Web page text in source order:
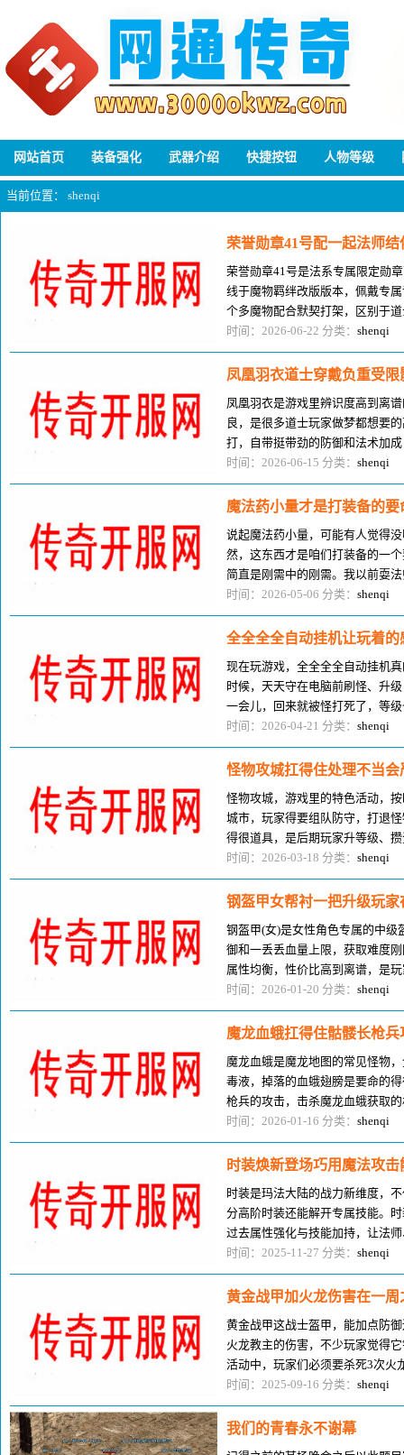
网站首页 装备强化 武器介绍 快捷按钮 人物等级
当前位置： shenqi
荣誉勋章41号配一起法师
荣誉勋章41号是法系专属限定勋
线于魔物羁绊改版版本，佩戴专
个多魔物配合默契打架，区别于
力打架，是小众玩法法师专属最
时间：2026-06-22 分类： shenqi
凤凰羽衣道士穿戴负重受
凤凰羽衣是游戏里辨识度高到离
良，是很多道士玩家做梦都想要
打，自带挺带劲的防御和法术加
特性，不管是单刷练级还是组队闯
时间：2026-06-15 分类： shenqi
魔法药小量才是打装备的要
说起魔法药小量，可能有人觉得
然，这东西才是咱们打装备的一
简直是刚需中的刚需。我以前耍
板上钉钉不会装太多大瓶魔法药，
时间：2026-05-06 分类： shenqi
全全全全自动挂机让玩着
现在玩游戏，全全全全自动挂机
时候，天天守在电脑前刷怪、升
一会儿，回来就被怪打死了，等
全自动挂机功能，我才算实打实体
时间：2026-04-21 分类： shenqi
怪物攻城扛得住处理不当
怪物攻城，游戏里的特色活动，
城市，玩家得要组队防守，打退
得很道具，是后期玩家升等级、
城，只会瞎防守，不会配合，其实
时间：2026-03-18 分类： shenqi
钢盔甲女帮衬一把升级玩
钢盔甲(女)是女性角色专属的中
御和一丢丢血量上限，获取难度
属性均衡，性价比高到离谱，是
儿装，尤其对路子女性新手玩家。
时间：2026-01-20 分类： shenqi
魔龙血蛾扛得住骷髅长枪
魔龙血蛾是魔龙地图的常见怪物
毒液，掉落的血蛾翅膀是要命的
枪兵的攻击，击杀魔龙血蛾获取
得住攻击。刚进魔龙地图的时候，
时间：2026-01-16 分类： shenqi
时装焕新登场巧用魔法攻击
时装是玛法大陆的战力新维度，
分高阶时装还能解开专属技能。
过去属性强化与技能加持，让法
大进步，成为战场赢的关键的要命
时间：2025-11-27 分类： shenqi
黄金战甲加火龙伤害在一
黄金战甲这战士盔甲，能加点防
火龙教主的伤害，不少玩家觉得
活动中，玩家们必须要杀死3次火
高，我当年靠这战甲，半小时就
时间：2025-09-16 分类： shenqi
我们的青春永不谢幕